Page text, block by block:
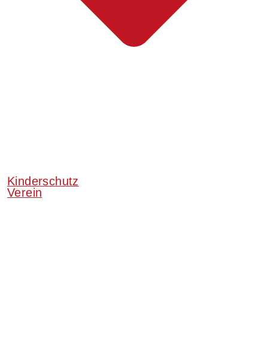
Kinderschutz
Verein